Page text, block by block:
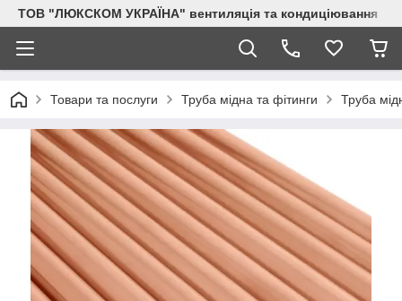
ТОВ "ЛЮКСКОМ УКРАЇНА" вентиляція та кондиціювання
Товари та послуги Труба мідна та фітинги Труба